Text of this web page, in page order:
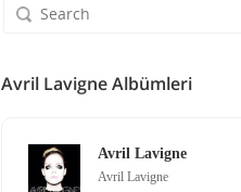
Avril Lavigne Albümleri
Avril Lavigne
Avril Lavigne